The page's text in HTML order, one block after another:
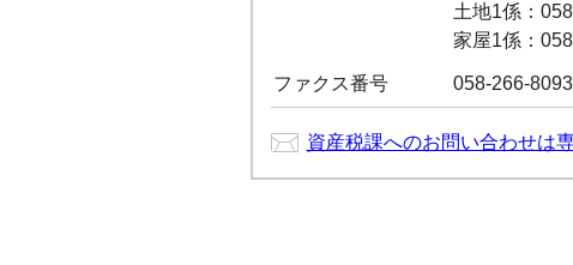
土地1係：
家屋1係：
ファクス番号 058-266-8093
資産税課へのお問い合わせは